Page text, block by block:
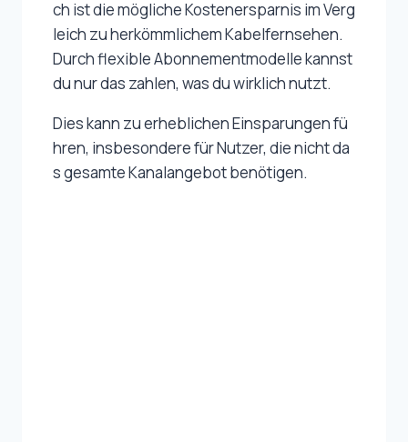
ch ist die mögliche Kostenersparnis im Verg
leich zu herkömmlichem Kabelfernsehen.
Durch flexible Abonnementmodelle kannst
du nur das zahlen, was du wirklich nutzt.
Dies kann zu erheblichen Einsparungen fü
hren, insbesondere für Nutzer, die nicht da
s gesamte Kanalangebot benötigen.